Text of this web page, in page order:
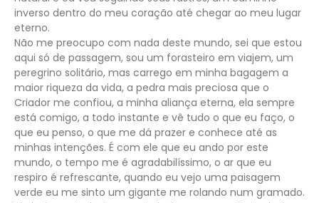
inverso dentro do meu coração até chegar ao meu lugar
eterno.
Não me preocupo com nada deste mundo, sei que estou
aqui só de passagem, sou um forasteiro em viajem, um
peregrino solitário, mas carrego em minha bagagem a
maior riqueza da vida, a pedra mais preciosa que o
Criador me confiou, a minha aliança eterna, ela sempre
está comigo, a todo instante e vê tudo o que eu faço, o
que eu penso, o que me dá prazer e conhece até as
minhas intenções. É com ele que eu ando por este
mundo, o tempo me é agradabilíssimo, o ar que eu
respiro é refrescante, quando eu vejo uma paisagem
verde eu me sinto um gigante me rolando num gramado.